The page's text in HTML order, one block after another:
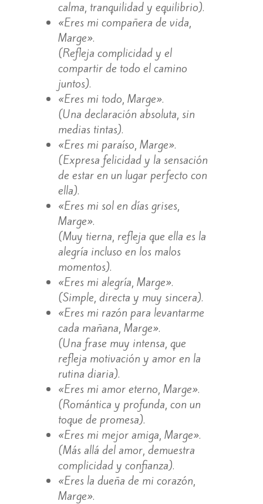
calma, tranquilidad y equilibrio).
«Eres mi compañera de vida,
Marge».
(Refleja complicidad y el
compartir de todo el camino
juntos).
«Eres mi todo, Marge».
(Una declaración absoluta, sin
medias tintas).
«Eres mi paraíso, Marge».
(Expresa felicidad y la sensación
de estar en un lugar perfecto con
ella).
«Eres mi sol en días grises,
Marge».
(Muy tierna, refleja que ella es la
alegría incluso en los malos
momentos).
«Eres mi alegría, Marge».
(Simple, directa y muy sincera).
«Eres mi razón para levantarme
cada mañana, Marge».
(Una frase muy intensa, que
refleja motivación y amor en la
rutina diaria).
«Eres mi amor eterno, Marge».
(Romántica y profunda, con un
toque de promesa).
«Eres mi mejor amiga, Marge».
(Más allá del amor, demuestra
complicidad y confianza).
«Eres la dueña de mi corazón,
Marge».